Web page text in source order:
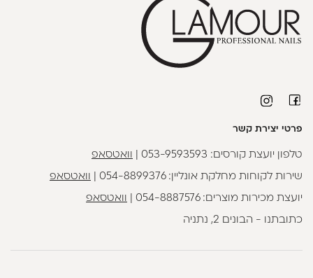
פרטי יצירת קשר
טלפון יועצת קורסים: 053-9593593 וואטסאפ
שירות לקוחות מחלקת אונליין:054-8899376 וואטסאפ
יועצת מכירות מוצרים:054-8887576 וואטסאפ
כתובתנו - הבונים 2, נתניה